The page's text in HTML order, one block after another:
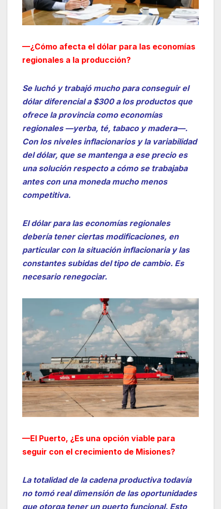
—¿Cómo afecta el dólar para las economías
regionales a la producción?
Se luchó y trabajó mucho para conseguir el
dólar diferencial a $300 a los productos que
ofrece la provincia como economías
regionales —yerba, té, tabaco y madera—.
Con los niveles inflacionarios y la variabilidad
del dólar, que se mantenga a ese precio es
una solución respecto a cómo se trabajaba
antes con una moneda mucho menos
competitiva.
El dólar para las economías regionales
debería tener ciertas modificaciones, en
particular con la situación inflacionaria y las
constantes subidas del tipo de cambio. Es
necesario renegociar.
—El Puerto, ¿Es una opción viable para
seguir con el crecimiento de Misiones?
La totalidad de la cadena productiva todavía
no tomó real dimensión de las oportunidades
que otorga tener un puerto funcional. Esto